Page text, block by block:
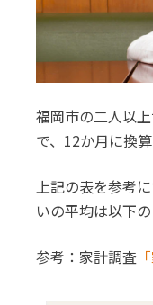
福岡市の二人以
で、12か月に換
上記の表を参考
いの平均は以下
参考：家計調査